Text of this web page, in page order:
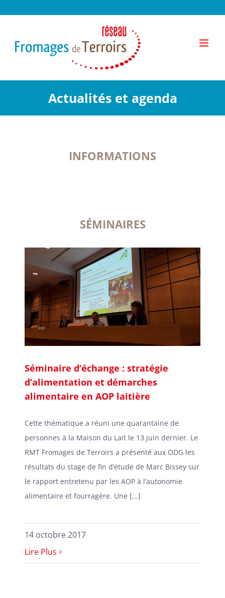
Actualités et agenda
INFORMATIONS
SÉMINAIRES
Séminaire d’échange : stratégie
d’alimentation et démarches
alimentaire en AOP laitière
Cette thématique a réuni une quarantaine de
personnes à la Maison du Lait le 13 juin dernier. Le
RMT Fromages de Terroirs a présenté aux ODG les
résultats du stage de fin d’étude de Marc Bissey sur
le rapport entretenu par les AOP à l’autonomie
alimentaire et fourragère. Une [...]
14 octobre 2017
Lire Plus